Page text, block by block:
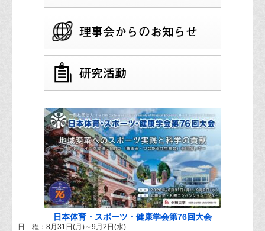
日本体育・スポーツ・健康学会第76回大会
日 程：8月31日(月)～9月2日(水)